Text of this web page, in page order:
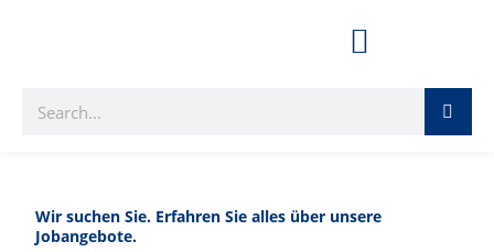
Wir suchen Sie. Erfahren Sie alles über unsere
Jobangebote.